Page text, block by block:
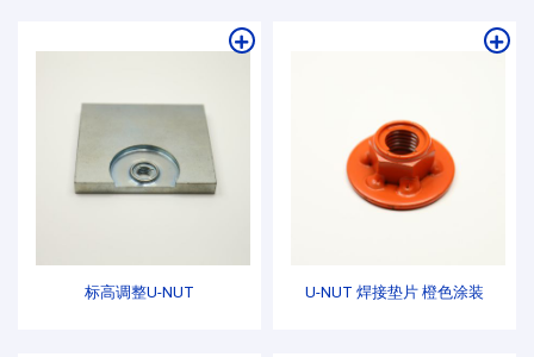
标高调整U-NUT U-NUT 焊接垫片 橙色涂装